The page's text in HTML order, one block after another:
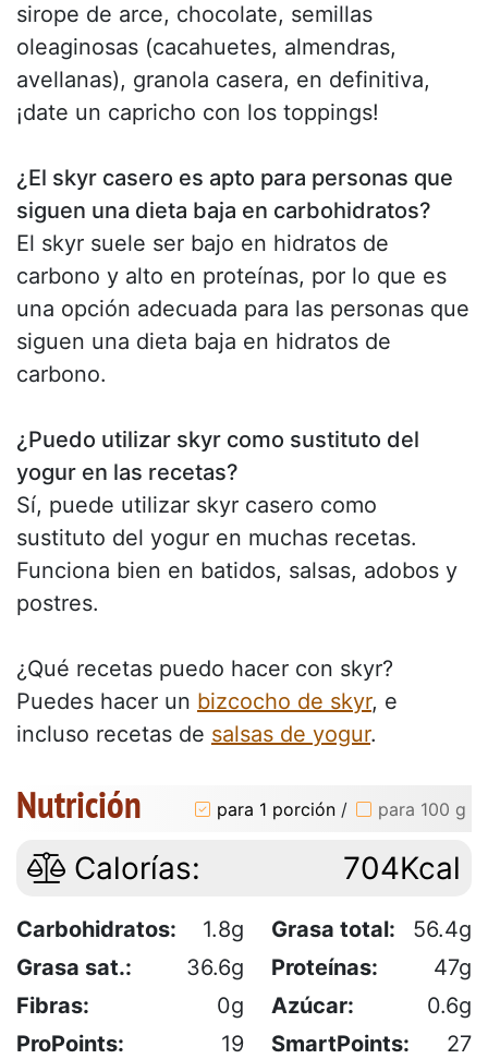
sirope de arce, chocolate, semillas
oleaginosas (cacahuetes, almendras,
avellanas), granola casera, en definitiva,
¡date un capricho con los toppings!
¿El skyr casero es apto para personas que
siguen una dieta baja en carbohidratos?
El skyr suele ser bajo en hidratos de
carbono y alto en proteínas, por lo que es
una opción adecuada para las personas que
siguen una dieta baja en hidratos de
carbono.
¿Puedo utilizar skyr como sustituto del
yogur en las recetas?
Sí, puede utilizar skyr casero como
sustituto del yogur en muchas recetas.
Funciona bien en batidos, salsas, adobos y
postres.
¿Qué recetas puedo hacer con skyr?
Puedes hacer un bizcocho de skyr, e
incluso recetas de salsas de yogur.
Nutrición para 1 porción / para 100 g
Calorías: 704Kcal
Carbohidratos: 1.8g Grasa total:
56.4g
Grasa sat.:
36.6g Proteínas:
47g
Fibras:
0g Azúcar:
0.6g
ProPoints:
19 SmartPoints: 27